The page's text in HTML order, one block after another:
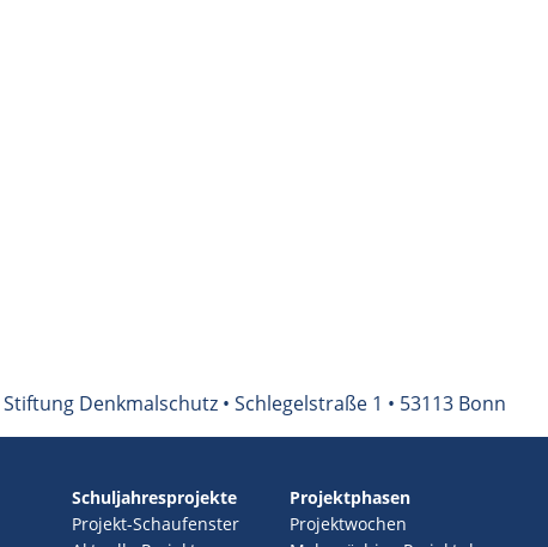
Denkmalschutz • Schlegelstraße 1 • 53113 Bonn
Schuljahresprojekte
Projekt-Schaufenster
Projektphasen
Projektwochen